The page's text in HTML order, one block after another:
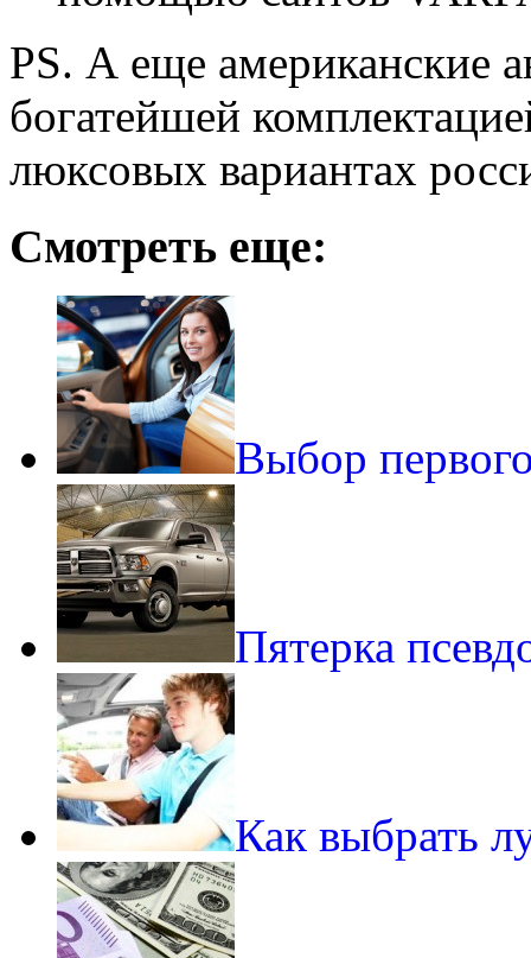
PS. А еще американские
богатейшей
люксовых вариантах
Смотреть еще:
Выбор
Пятерка
Как выбрать